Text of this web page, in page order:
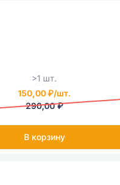
>1 шт.
150,00 ₽/шт.
290,00 ₽
В корзину